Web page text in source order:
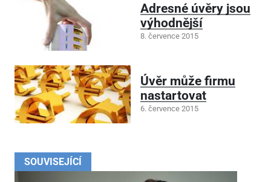
SOUVISEJÍCÍ
Adresné úvěry jsou
výhodnější
8. července 2015
Úvěr může firmu
nastartovat
6. července 2015